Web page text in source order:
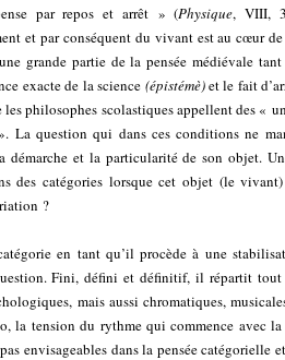
par repos et arrêt » (Physique, VIII,
et par conséquent du vivant est au cœur
grande partie de la pensée médiévale
exacte de la science (épistémè)et le fait
les philosophes scolastiques appellent des «
La question qui dans ces conditions ne
et la particularité de son objet.
des catégories lorsque cet objet (le
?
en tant qu’il procède à une
Fini, défini et définitif, il répartit
mais aussi chromatiques,
la tension du rythme qui commence avec
envisageables dans la pensée catégorielle